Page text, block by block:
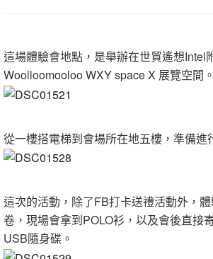
這場體驗會地點，是舉辦在世貿遙想Intel
Woolloomooloo WXY space X 展覽空間。
從一樓搭電梯到會場所在地五樓，準備進
這次的活動，除了FB打卡送禮活動外，
卷，現場會拿到POLO衫，以及會後直接
USB隨身碟。